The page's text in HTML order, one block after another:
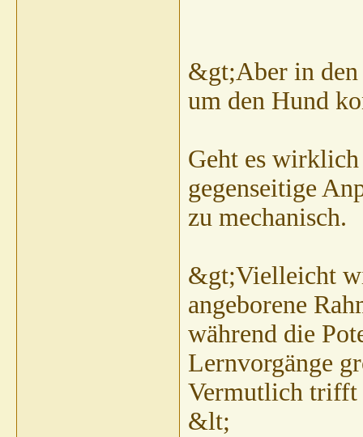
&gt;Aber in den
um den Hund
Geht es
gegenseitige
zu mechanisch.
&gt;Vielleicht
angeborene
während die
Lernvorgänge
Vermutlich trifft
&lt;